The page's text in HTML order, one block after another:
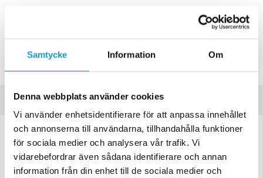
Samtycke Information Om
Denna webbplats använder cookies
Vi använder enhetsidentifierare för att anpassa innehållet
och annonserna till användarna, tillhandahålla funktioner
för sociala medier och analysera vår trafik. Vi
vidarebefordrar även sådana identifierare och annan
information från din enhet till de sociala medier och
Spara produkt
Frågor om produkten?
Produktinformation
LED Baklampa SCANDI-370 Valeryd 12–36V, Höger, 7-funktionell, 1
meter kabel
UniversalLED-baklykta för höger sida medreflekterande triangel